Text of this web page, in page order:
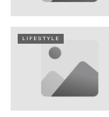
LIFESTYLE